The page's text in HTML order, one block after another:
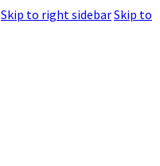
Skip to right sidebarSkip to